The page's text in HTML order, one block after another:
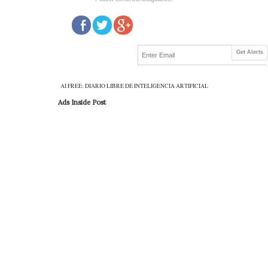
Get Alerts
AI FREE: DIARIO LIBRE DE INTELIGENCIA ARTIFICIAL
Ads Inside Post